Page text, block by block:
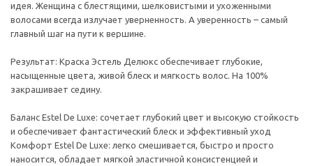
идея. Женщина с блестящими, шелковистыми и ухоженными
волосами всегда излучает уверненность. А уверенность – самый
главный шаг на пути к вершине.
Результат: Краска Эстель Делюкс обеспечивает глубокие,
насыщенные цвета, живой блеск и мягкость волос. На 100%
закрашивает седину.
Баланс Estel De Luxe: сочетает глубокий цвет и высокую стойкость
и обеспечивает фантастический блеск и эффективный уход
Комфорт Estel De Luxe: легко смешивается, быстро и просто
наносится, обладает мягкой эластичной консистенцией и